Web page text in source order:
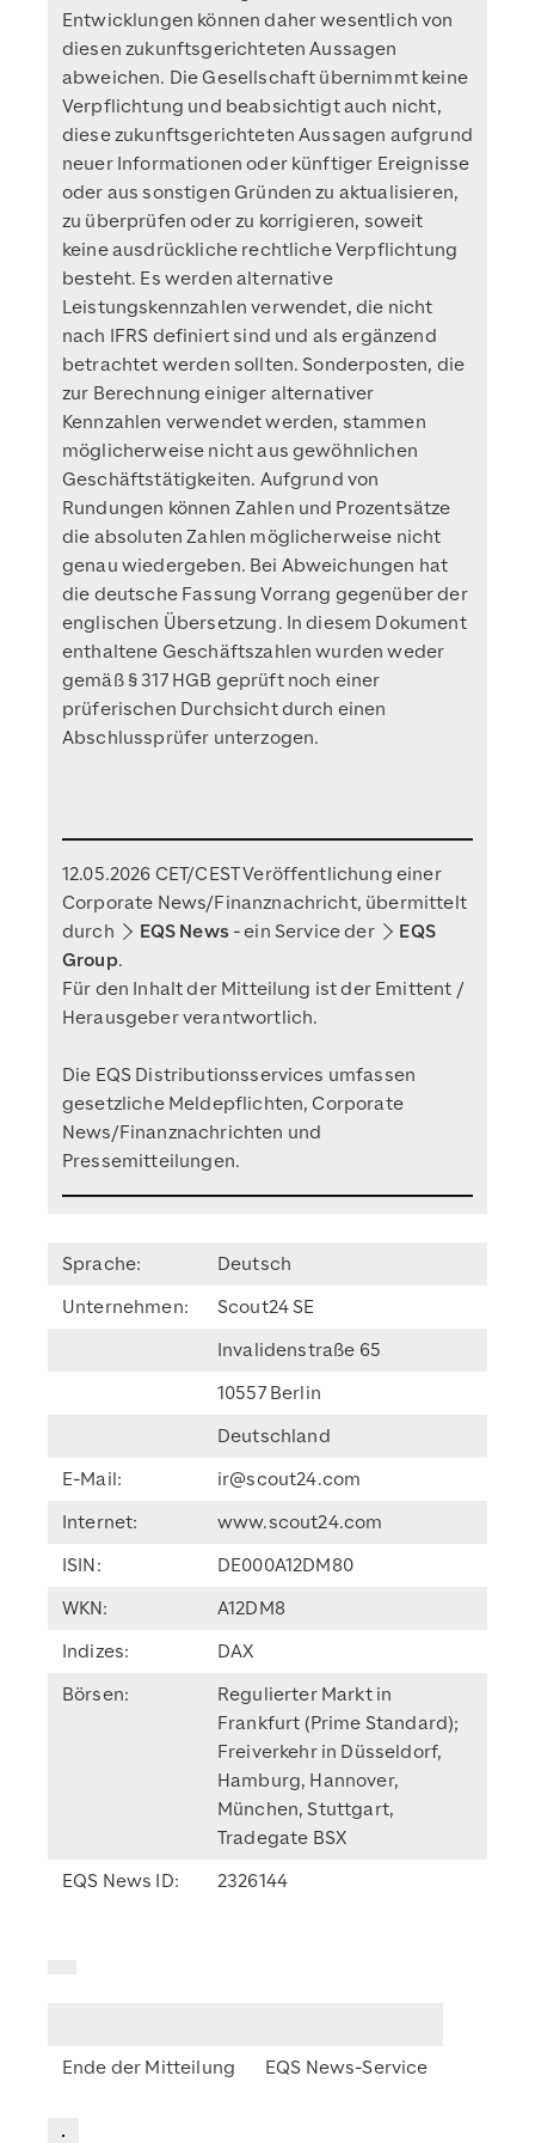
Entwicklungen können daher wesentlich von
diesen zukunftsgerichteten Aussagen
abweichen. Die Gesellschaft übernimmt keine
Verpflichtung und beabsichtigt auch nicht,
diese zukunftsgerichteten Aussagen aufgrund
neuer Informationen oder künftiger Ereignisse
oder aus sonstigen Gründen zu aktualisieren,
zu überprüfen oder zu korrigieren, soweit
keine ausdrückliche rechtliche Verpflichtung
besteht. Es werden alternative
Leistungskennzahlen verwendet, die nicht
nach IFRS definiert sind und als ergänzend
betrachtet werden sollten. Sonderposten, die
zur Berechnung einiger alternativer
Kennzahlen verwendet werden, stammen
möglicherweise nicht aus gewöhnlichen
Geschäftstätigkeiten. Aufgrund von
Rundungen können Zahlen und Prozentsätze
die absoluten Zahlen möglicherweise nicht
genau wiedergeben. Bei Abweichungen hat
die deutsche Fassung Vorrang gegenüber der
englischen Übersetzung. In diesem Dokument
enthaltene Geschäftszahlen wurden weder
gemäß § 317 HGB geprüft noch einer
prüferischen Durchsicht durch einen
Abschlussprüfer unterzogen.
12.05.2026 CET/CEST Veröffentlichung einer
Corporate News/Finanznachricht, übermittelt
durch
EQS News- ein Service der
EQS
Group.
Für den Inhalt der Mitteilung ist der Emittent /
Herausgeber verantwortlich.
Die EQS Distributionsservices umfassen
gesetzliche Meldepflichten, Corporate
News/Finanznachrichten und
Pressemitteilungen.
Sprache:
Deutsch
Unternehmen:
Scout24 SE
Invalidenstraße 65
10557 Berlin
Deutschland
E-Mail:
ir@scout24.com
Internet:
www.scout24.com
ISIN:
DE000A12DM80
WKN:
A12DM8
Indizes:
DAX
Börsen:
Regulierter Markt in
Frankfurt (Prime Standard);
Freiverkehr in Düsseldorf,
Hamburg, Hannover,
München, Stuttgart,
Tradegate BSX
EQS News ID:
2326144
Ende der Mitteilung EQS News-Service